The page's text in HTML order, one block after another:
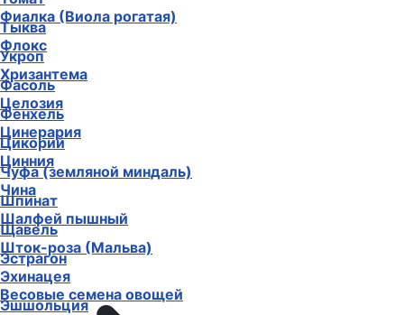
Фиалка (Виола рогатая)
Флокс
Хризантема
Целозия
Цинерария
Цинния
Чина
Шалфей пышный
Шток-роза (Мальва)
Эхинацея
Эшшольция
Тыква
Укроп
Фасоль
Фенхель
Цикорий
Чуфа (земляной миндаль)
Шпинат
Щавель
Эстрагон
Весовые семена овощей